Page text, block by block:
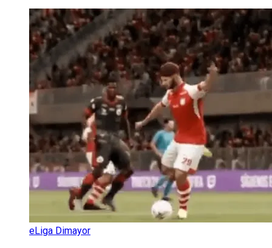
eLiga Dimayor